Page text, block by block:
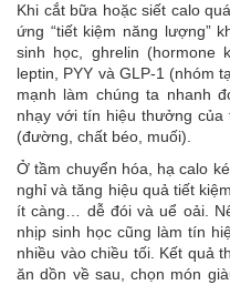
Khi cắt bữa hoặc siết calo
ứng “tiết kiệm năng lượng”
sinh học, ghrelin (hormone
leptin, PYY và GLP-1 (nhóm
mạnh làm chúng ta nhanh
nhạy với tín hiệu thưởng
(đường, chất béo, muối).
Ở tầm chuyển hóa, hạ calo
nghỉ và tăng hiệu quả tiết
ít càng… dễ đói và uể oải.
nhịp sinh học cũng làm tín
nhiều vào chiều tối. Kết quả
ăn dồn về sau, chọn món